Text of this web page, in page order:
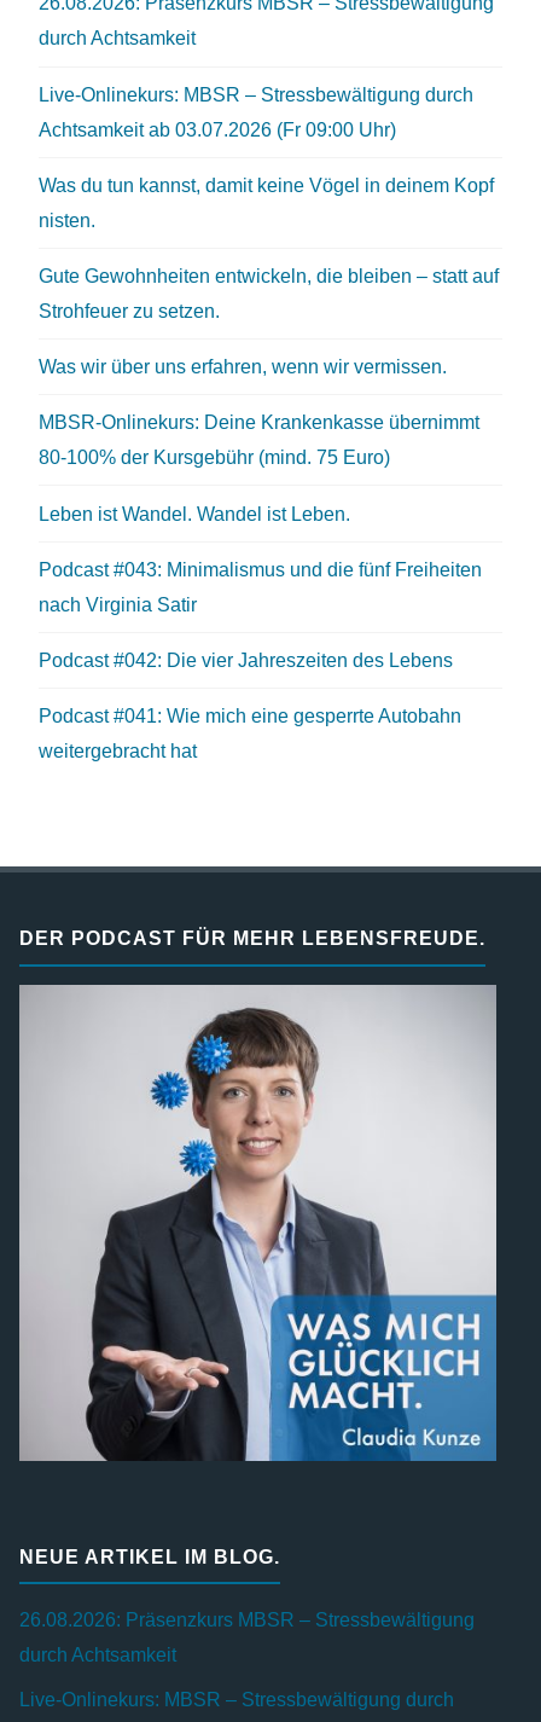
durch Achtsamkeit
Live-Onlinekurs: MBSR – Stressbewältigung durch
Achtsamkeit ab 03.07.2026 (Fr 09:00 Uhr)
Was du tun kannst, damit keine Vögel in deinem Kopf
nisten.
Gute Gewohnheiten entwickeln, die bleiben – statt auf
Strohfeuer zu setzen.
Was wir über uns erfahren, wenn wir vermissen.
MBSR-Onlinekurs: Deine Krankenkasse übernimmt
80-100% der Kursgebühr (mind. 75 Euro)
Leben ist Wandel. Wandel ist Leben.
Podcast #043: Minimalismus und die fünf Freiheiten
nach Virginia Satir
Podcast #042: Die vier Jahreszeiten des Lebens
Podcast #041: Wie mich eine gesperrte Autobahn
weitergebracht hat
DER PODCAST FÜR MEHR LEBENSFREUDE.
NEUE ARTIKEL IM BLOG.
26.08.2026: Präsenzkurs MBSR – Stressbewältigung
durch Achtsamkeit
Live-Onlinekurs: MBSR – Stressbewältigung durch